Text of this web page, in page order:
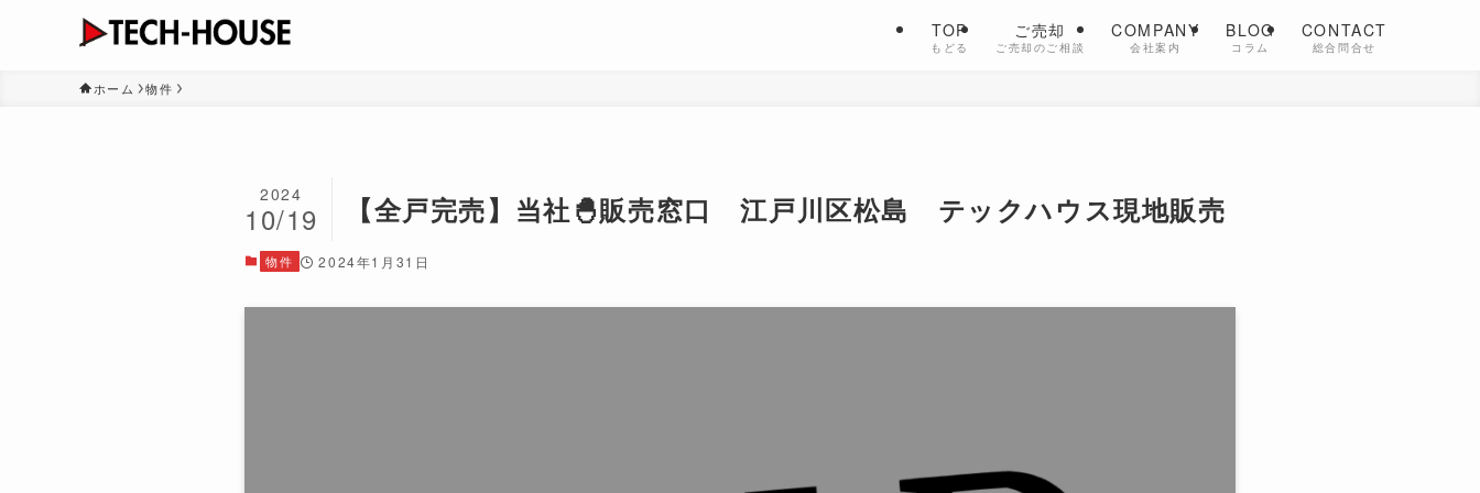
TOP
もどる
ご売却
ご売却のご相談
COMPANY
会社案内
BLOG
コラム
CONTACT
総合問合せ
ホーム 物件
【全戸完売】当社🐣販売窓口 江戸川区松島 テックハウス現地販売
2024
10/19
物件 2024年1月31日